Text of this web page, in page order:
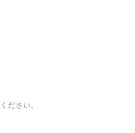
ださい。